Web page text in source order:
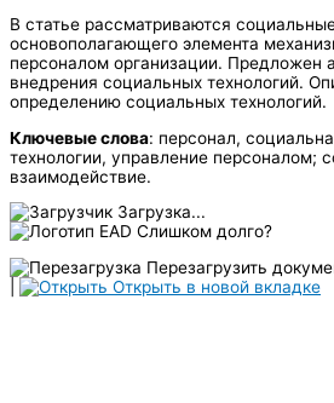
В статье рассматриваются
основополагающего элемента
персоналом организации. Предложен
внедрения социальных технологий.
определению социальных технологий.
Ключевые слова: персонал,
технологии, управление персоналом;
взаимодействие.
Загрузка...
Слишком долго?
Перезагрузить
Открыть в новой вкладке